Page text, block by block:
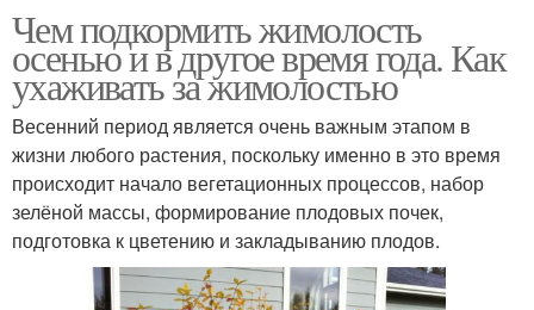
Чем подкормить жимолость
осенью и в другое время года. Как
ухаживать за жимолостью
Весенний период является очень важным этапом в
жизни любого растения, поскольку именно в это время
происходит начало вегетационных процессов, набор
зелёной массы, формирование плодовых почек,
подготовка к цветению и закладыванию плодов.